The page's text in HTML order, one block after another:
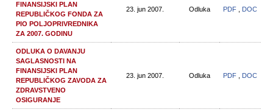
FINANSIJSKI PLAN
REPUBLIČKOG FONDA ZA
PIO POLJOPRIVREDNIKA
ZA 2007. GODINU
23. jun 2007. Odluka PDF DOC
ODLUKA O DAVANJU
SAGLASNOSTI NA
FINANSIJSKI PLAN
REPUBLIČKOG ZAVODA ZA
ZDRAVSTVENO
OSIGURANJE
23. jun 2007. Odluka PDF DOC